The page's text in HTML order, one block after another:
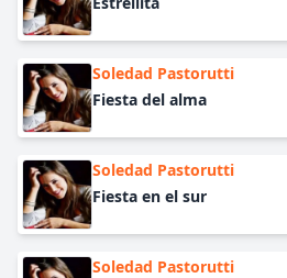
Soledad Pastorutti
Fiesta del alma
Soledad Pastorutti
Fiesta en el sur
Soledad Pastorutti